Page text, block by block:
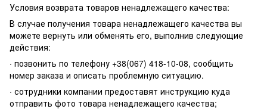
Условия возврата товаров ненадлежащего качества:
В случае получения товара ненадлежащего качества вы
можете вернуть или обменять его, выполнив следующие
действия:
· позвонить по телефону +38(067) 418-10-08, сообщить
номер заказа и описать проблемную ситуацию.
· сотрудники компании предоставят инструкцию куда
отправить фото товара ненадлежащего качества;